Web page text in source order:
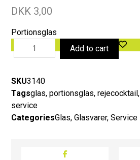
DKK 3,00
Portionsglas
Add to cart
SKU3140
Tagsglas,portionsglas,rejecocktail,
service
CategoriesGlas,Glasvarer,Service